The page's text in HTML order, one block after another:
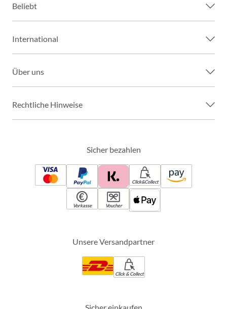
Beliebt
International
Über uns
Rechtliche Hinweise
Sicher bezahlen
Click&Collect
Vorkasse Voucher
Unsere Versandpartner
Click & Collect